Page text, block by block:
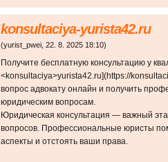
konsultaciya-yurista42.ru
(yurist_pwei 22. 8. 2025 18:10)
Получите бесплатную консультацию у
<konsultaciya>yurista42.ru](https://
вопрос адвокату онлайн и получить
юридическим вопросам.
Юридическая консультация — важный
вопросов. Профессиональные юристы
аспекты и отстоять ваши права.